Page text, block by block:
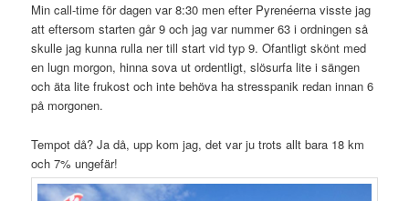
Min call-time för dagen var 8:30 men efter Pyrenéerna visste jag
att eftersom starten går 9 och jag var nummer 63 i ordningen så
skulle jag kunna rulla ner till start vid typ 9. Ofantligt skönt med
en lugn morgon, hinna sova ut ordentligt, slösurfa lite i sängen
och äta lite frukost och inte behöva ha stresspanik redan innan 6
på morgonen.
Tempot då? Ja då, upp kom jag, det var ju trots allt bara 18 km
och 7% ungefär!